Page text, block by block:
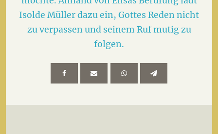
Isolde Müller dazu ein, Gottes Reden nicht
zu verpassen und seinem Ruf mutig zu
folgen.